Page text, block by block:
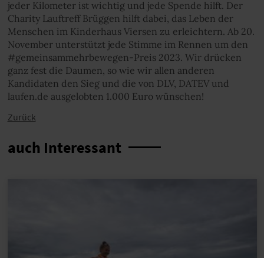
jeder Kilometer ist wichtig und jede Spende hilft. Der
Charity Lauftreff Brüggen hilft dabei, das Leben der
Menschen im Kinderhaus Viersen zu erleichtern. Ab 20.
November unterstützt jede Stimme im Rennen um den
#gemeinsammehrbewegen-Preis 2023. Wir drücken
ganz fest die Daumen, so wie wir allen anderen
Kandidaten den Sieg und die von DLV, DATEV und
laufen.de ausgelobten 1.000 Euro wünschen!
Zurück
auch Interessant